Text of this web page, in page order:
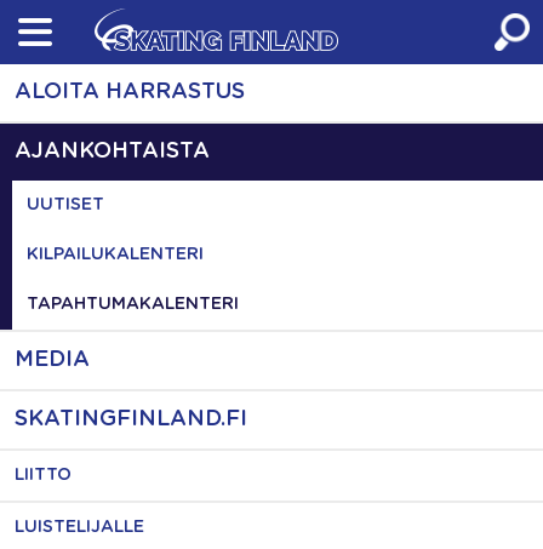
Skip
content
ALOITA HARRASTUS
AJANKOHTAISTA
UUTISET
KILPAILUKALENTERI
TAPAHTUMAKALENTERI
MEDIA
SKATINGFINLAND.FI
LIITTO
LUISTELIJALLE